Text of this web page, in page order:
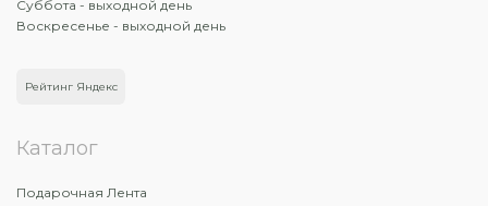
Суббота - выходной день
Воскресенье - выходной день
Рейтинг Яндекс
Каталог
Подарочная Лента